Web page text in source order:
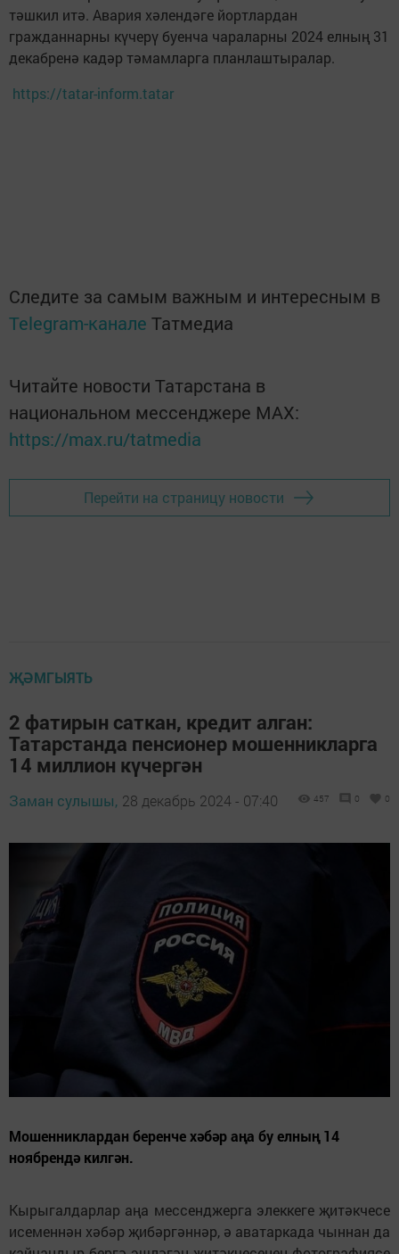
тәшкил итә. Авария хәлендәге йортлардан
гражданнарны күчерү буенча чараларны 2024 елның 31
декабренә кадәр тәмамларга планлаштыралар.
https://tatar-inform.tatar
Следите за самым важным и интересным в
Telegram-канале Татмедиа
Читайте новости Татарстана в
национальном мессенджере MАХ:
https://max.ru/tatmedia
Перейти на страницу новости
ҖӘМГЫЯТЬ
2 фатирын саткан, кредит алган:
Татарстанда пенсионер мошенникларга
14 миллион күчергән
Заман сулышы, 28 декабрь 2024 - 07:40 457 0 0
Мошенниклардан беренче хәбәр аңа бу елның 14
ноябрендә килгән.
Кырыгалдарлар аңа мессенджерга элеккеге җитәкчесе
исеменнән хәбәр җибәргәннәр, ә аватаркада чыннан да